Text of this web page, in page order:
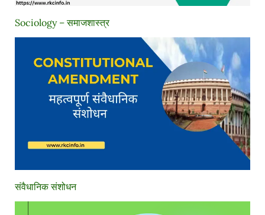
Sociology – समाजशास्त्र
संवैधानिक संशोधन